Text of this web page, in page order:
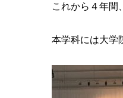
これから４年間
本学科には大学